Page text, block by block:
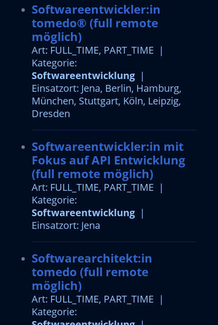
Softwareentwickler:in
tomedo® (full remote
möglich)
Art: FULL_TIME, PART_TIME |
Kategorie:
Softwareentwicklung|
Einsatzort: Jena, Berlin, Hamburg,
München, Stuttgart, Köln, Leipzig,
Dresden
Softwareentwickler:in mit
Fokus auf API Entwicklung
(full remote möglich)
Art: FULL_TIME, PART_TIME |
Kategorie:
Softwareentwicklung|
Einsatzort: Jena
Softwarearchitekt:in
tomedo (full remote
möglich)
Art: FULL_TIME, PART_TIME |
Kategorie: